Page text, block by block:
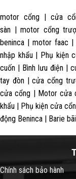
motor cổng | cửa
sàn | motor cổng
beninca | motor faac
nhập khẩu | Phụ kiện
cuốn | Bình lưu điện |
tay đòn | cửa cổng
cửa cổng | Motor cửa
khẩu | Phụ kiện cửa
động Beninca | Barie
Chính sách bảo hành